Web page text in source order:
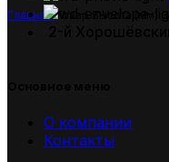
ГлавнаяТовар Высота (мм)
О компании
Контакты